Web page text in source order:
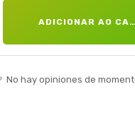
ADICIONAR AO
No hay opiniones de